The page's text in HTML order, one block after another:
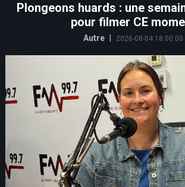
Plongeons huards : une
pour filmer CE
Autre 2026-08-04 18:00:00